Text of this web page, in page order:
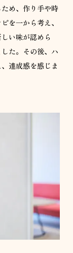
め、作り手や時
を一から考え、
い味が認めら
た。その後、ハ
達成感を感じま